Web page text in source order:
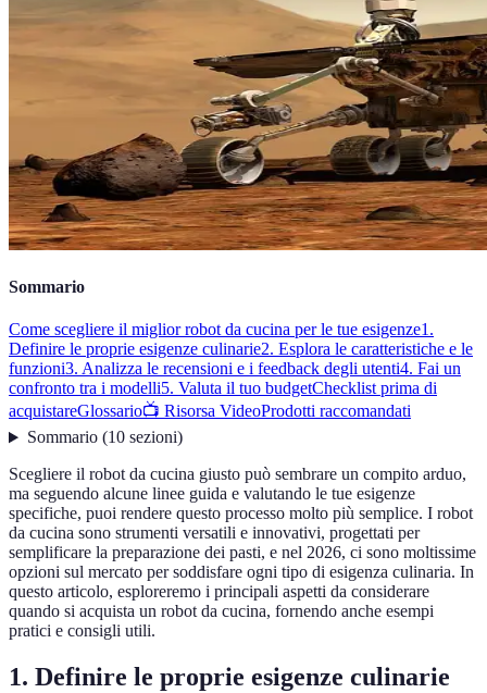
Sommario
Come scegliere il miglior robot da cucina per le tue esigenze1.
Definire le proprie esigenze culinarie2. Esplora le caratteristiche e le
funzioni3. Analizza le recensioni e i feedback degli utenti4. Fai un
confronto tra i modelli5. Valuta il tuo budgetChecklist prima di
acquistareGlossario📺 Risorsa VideoProdotti raccomandati
Sommario(10 sezioni)
Scegliere il robot da cucina giusto può sembrare un compito arduo,
ma seguendo alcune linee guida e valutando le tue esigenze
specifiche, puoi rendere questo processo molto più semplice. I robot
da cucina sono strumenti versatili e innovativi, progettati per
semplificare la preparazione dei pasti, e nel 2026, ci sono moltissime
opzioni sul mercato per soddisfare ogni tipo di esigenza culinaria. In
questo articolo, esploreremo i principali aspetti da considerare
quando si acquista un robot da cucina, fornendo anche esempi
pratici e consigli utili.
1. Definire le proprie esigenze culinarie